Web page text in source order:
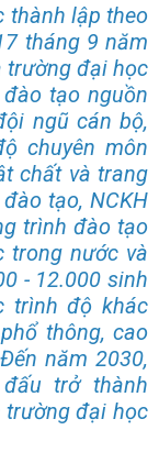
thành lập theo
tháng 9 năm
trường đại học
tạo nguồn
ngũ cán bộ,
chuyên môn
chất và trang
tạo, NCKH
trình đào tạo
trong nước và
- 12.000 sinh
trình độ khác
thông, cao
năm 2030,
trở thành
đại học